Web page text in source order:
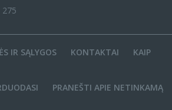
275
IR SĄLYGOS KONTAKTAI KAIP
PRANEŠTI APIE NETINKAMĄ